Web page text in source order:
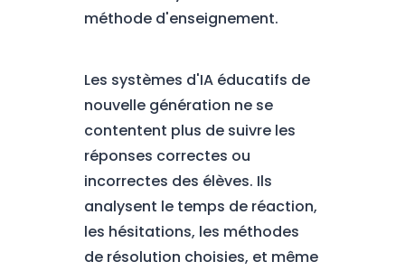
méthode d'enseignement.
Les systèmes d'IA éducatifs de
nouvelle génération ne se
contentent plus de suivre les
réponses correctes ou
incorrectes des élèves. Ils
analysent le temps de réaction,
les hésitations, les méthodes
de résolution choisies, et même